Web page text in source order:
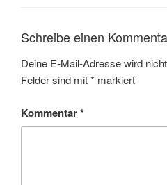
Schreibe einen
Deine E-Mail-Adresse wird
Felder sind mit* markiert
Kommentar*